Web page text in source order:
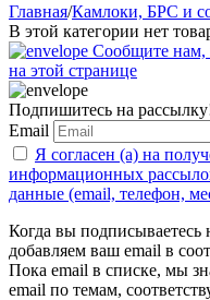
Главная/Камлоки, БРС и
В этой категории нет
Сообщите нам,
на этой странице
Подпишитесь на
Email
Я согласен (а) на
информационных
данные (email, телефон,
Когда вы
добавляем ваш email в
Пока email в списке, мы
email по темам,